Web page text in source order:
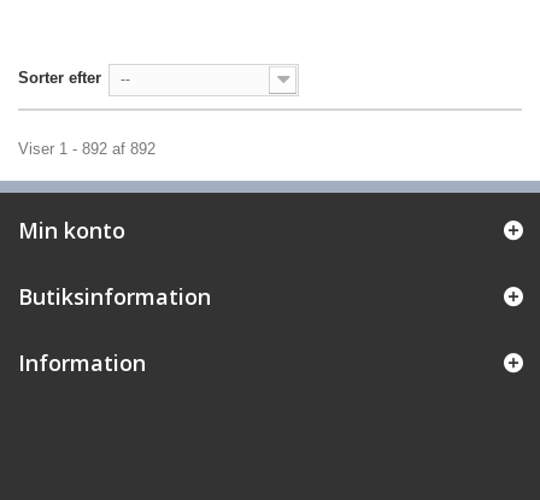
Sorter efter --
Viser 1 - 892 af 892
Min konto
Butiksinformation
Information